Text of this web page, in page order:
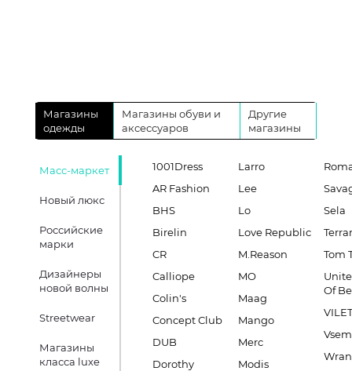
Магазины
одежды
Магазины обуви и
аксессуаров
Другие
магазины
Масс-маркет
Новый люкс
Российские
марки
Дизайнеры
новой волны
Streetwear
Магазины
класса luxe
1001Dress
AR Fashion
BHS
Birelin
CR
Calliope
Colin's
Concept Club
DUB
Dorothy
Larro
Lee
Lo
Love Republic
M.Reason
MO
Maag
Mango
Merc
Modis
Sela
Tom
Of
VILET